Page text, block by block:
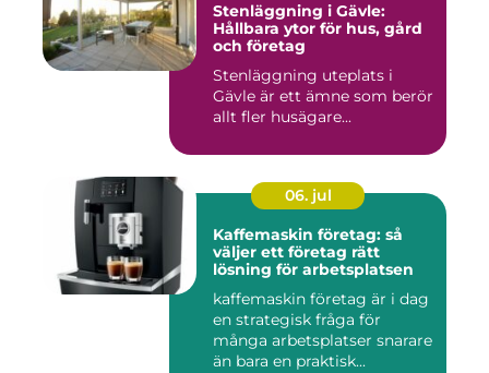
Stenläggning i Gävle:
Hållbara ytor för hus, gård
och företag
Stenläggning uteplats i
Gävle är ett ämne som berör
allt fler husägare...
06. jul
Kaffemaskin företag: så
väljer ett företag rätt
lösning för arbetsplatsen
kaffemaskin företag är i dag
en strategisk fråga för
många arbetsplatser snarare
än bara en praktisk...